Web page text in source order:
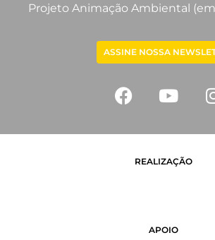
Projeto Animação Ambiental
ASSINE NOSSA
REALIZAÇÃO
APOIO